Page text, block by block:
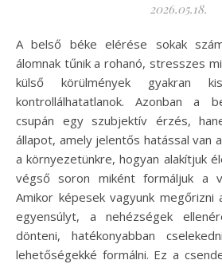
2026.05.18.
A belső béke elérése sokak számára csak egy távoli
álomnak tűnik a rohanó, stresszes
külső körülmények gyakran
kontrollálhatatlanok. Azonban a
csupán egy szubjektív érzés,
állapot, amely jelentős hatással van
a környezetünkre, hogyan alakítjuk
végső soron miként formáljuk a
Amikor képesek vagyunk
egyensúlyt, a nehézségek
dönteni, hatékonyabban
lehetőségekké formálni. Ez a